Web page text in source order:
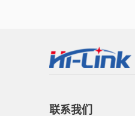
联系我们